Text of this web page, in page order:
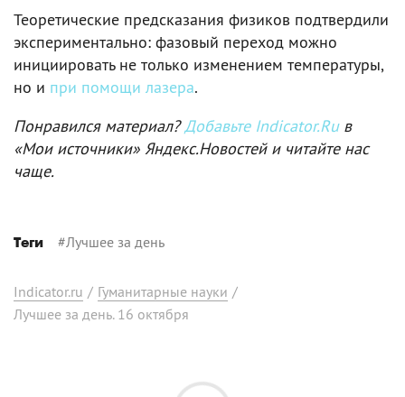
Теоретические предсказания физиков подтвердили
экспериментально: фазовый переход можно
инициировать не только изменением температуры,
но и при помощи лазера.
Понравился материал?Добавьте Indicator.Ruв
«Мои источники» Яндекс.Новостей и читайте нас
чаще.
Теги #Лучшее за день
Indicator.ru / Гуманитарные науки /
Лучшее за день. 16 октября